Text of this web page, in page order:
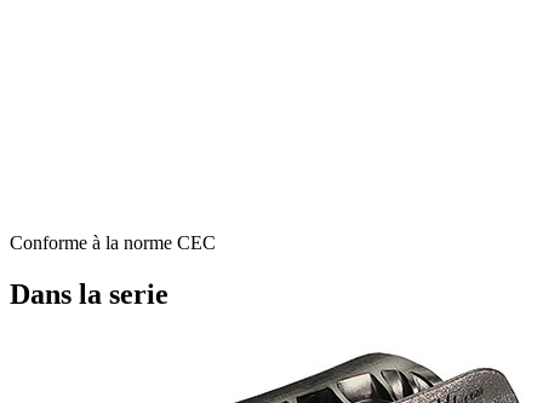
Conforme à la norme CEC
Dans la serie